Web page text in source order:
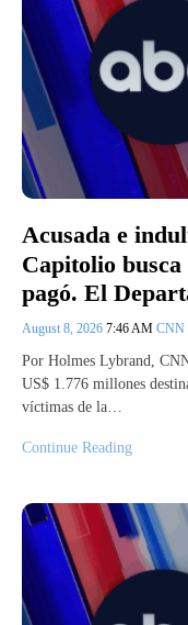
Acusada e
Capitolio
pagó. El
August 8, 2026 7:46 AM CNN
Por Holmes Lybrand,
US$ 1.776 millones
víctimas de la…
Continue Reading